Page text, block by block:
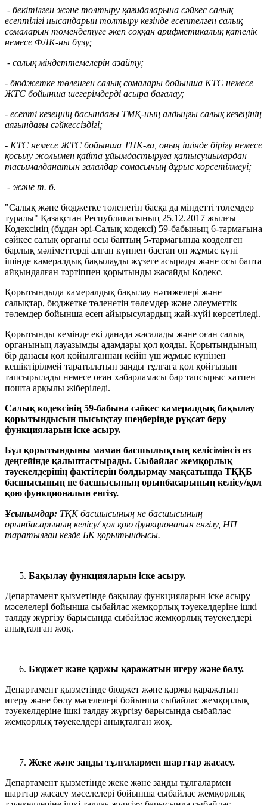
- бекітілген және толтыру қағидаларына сәйкес салық
есептілігі нысандарын толтыру кезінде есептелген салық
сомаларын төмендетуге әкеп соққан арифметикалық қателік
немесе ФЛК-ны бұзу;
- салық міндеттемелерін азайту;
- бюджетке төленген салық сомалары бойынша КТС немесе
ЖТС бойынша шегерімдерді асыра бағалау;
- есепті кезеңнің басындағы ТМҚ-ның алдыңғы салық кезеңінің
аяғындағы сәйкессіздігі;
- КТС немесе ЖТС бойынша ТНК-ға, оның ішінде бірігу немесе
қосылу жолымен қайта ұйымдастыруға қатысушылардан
тасымалданатын залалдар сомасының дұрыс көрсетілмеуі;
- және т. б.
"Салық және бюджетке төленетін басқа да міндетті төлемдер
туралы" Қазақстан Республикасының 25.12.2017 жылғы
Кодексінің (бұдан әрі-Салық кодексі) 59-бабының 6-тармағына
сәйкес салық органы осы баптың 5-тармағында көзделген
барлық мәліметтерді алған күннен бастап он жұмыс күні
ішінде камералдық бақылауды жүзеге асырады және осы бапта
айқындалған тәртіппен қорытынды жасайды Кодекс.
Қорытындыда камералдық бақылау нәтижелері және
салықтар, бюджетке төленетін төлемдер және әлеуметтік
төлемдер бойынша есеп айырысулардың жай-күйі көрсетіледі.
Қорытынды кемінде екі данада жасалады және оған салық
органының лауазымды адамдары қол қояды. Қорытындының
бір данасы қол қойылғаннан кейін үш жұмыс күнінен
кешіктірілмей таратылатын заңды тұлғаға қол қойғызып
тапсырылады немесе оған хабарламасы бар тапсырыс хатпен
пошта арқылы жіберіледі.
Салық кодексінің 59-бабына сәйкес камералдық бақылау
қорытындысын пысықтау шеңберінде рұқсат беру
функцияларын іске асыру.
Бұл қорытындыны маман басшылықтың келісімінсіз өз
деңгейінде қалыптастырады. Сыбайлас жемқорлық
тәуекелдерінің фактілерін болдырмау мақсатында ТҚҚБ
басшысының не басшысының орынбасарының келісу/қол
қою функционалын енгізу.
Ұсынымдар: ТҚҚ басшысының не басшысының
орынбасарының келісу/ қол қою функционалын енгізу, НП
таратылған кезде БК қорытындысы.
Бақылау функцияларын іске асыру.
Департамент қызметінде бақылау функцияларын іске асыру
мәселелері бойынша сыбайлас жемқорлық тәуекелдеріне ішкі
талдау жүргізу барысында сыбайлас жемқорлық тәуекелдері
анықталған жоқ.
Бюджет және қаржы қаражатын игеру және бөлу.
Департамент қызметінде бюджет және қаржы қаражатын
игеру және бөлу мәселелері бойынша сыбайлас жемқорлық
тәуекелдеріне ішкі талдау жүргізу барысында сыбайлас
жемқорлық тәуекелдері анықталған жоқ.
Жеке және заңды тұлғалармен шарттар жасасу.
Департамент қызметінде жеке және заңды тұлғалармен
шарттар жасасу мәселелері бойынша сыбайлас жемқорлық